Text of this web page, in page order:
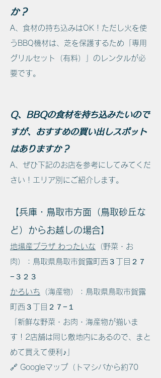
か？
A、食材の持ち込みはOK！ただし火を使
うBBQ機材は、芝を保護するため「専用
グリルセット（有料）」のレンタルが必
要です。
Q、BBQの食材を持ち込みたいので
すが、おすすめの買い出しスポット
はありますか？
A、ぜひ下記のお店を参考にしてみてくだ
さい！エリア別にご紹介します。
【兵庫・鳥取市方面（鳥取砂丘な
ど）からお越しの場合】
地場産プラザ わったいな （野菜・お
肉）：鳥取県鳥取市賀露町西３丁目２７
−３２３
かろいち （海産物）：鳥取県鳥取市賀露
町西３丁目２７−１
「新鮮な野菜・お肉・海産物が揃いま
す！2店舗は同じ敷地内にあるので、まと
めて買えて便利♪」
🔗 Googleマップ（トマシバから約70